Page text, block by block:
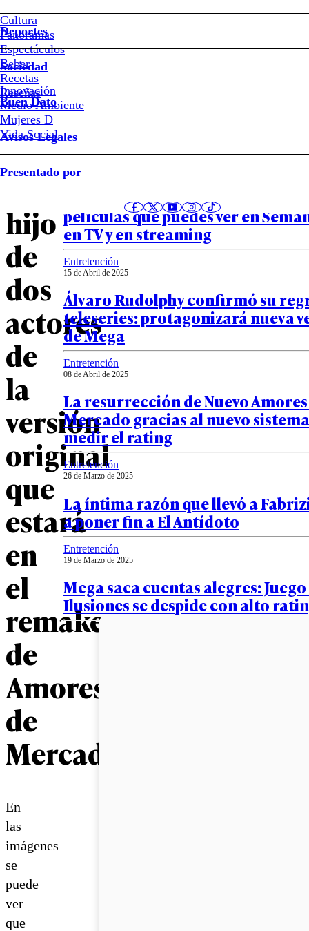
Cultura
Panoramas
Espectáculos
Beber
Recetas
Reseñas
Deportes
Sociedad
Innovación
Medio Ambiente
Mujeres D
Vida Social
Buen Dato
Avisos Legales
Presentado por
FOTO
–
Amores
de
familia:
el
hijo
de
dos
actores
de
la
versión
original
que
estará
en
el
remake
de
Amores
de
Mercado
En
las
imágenes
se
puede
ver
que
Notas relacionadas
17 de Abril de 2025
De Jesús de Nazareth a José de
películas que puedes ver en
en TV y en streaming
Entretención
15 de Abril de 2025
Álvaro Rudolphy confirmó su
teleseries: protagonizará nueva
de Mega
Entretención
08 de Abril de 2025
La resurrección de Nuevo
Mercado gracias al nuevo
medir el rating
Entretención
26 de Marzo de 2025
La íntima razón que llevó a
a poner fin a El Antídoto
Entretención
19 de Marzo de 2025
Mega saca cuentas alegres:
Ilusiones se despide con alto